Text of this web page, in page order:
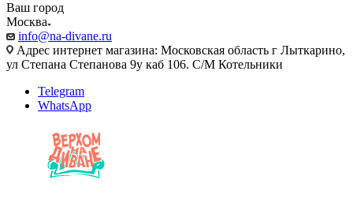
Ваш город
Москва
info@na-divane.ru
Адрес интернет магазина: Московская область г Лыткарино,
ул Степана Степанова 9у каб 106. С/М Котельники
Telegram
WhatsApp